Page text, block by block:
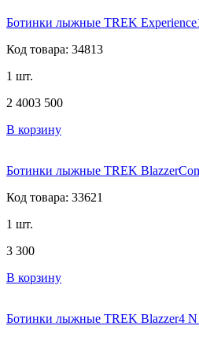
Ботинки лыжные TREK
Код товара: 34813
1 шт.
2 4003 500
В корзину
Ботинки лыжные TREK
Код товара: 33621
1 шт.
3 300
В корзину
Ботинки лыжные TREK Blazzer4 N